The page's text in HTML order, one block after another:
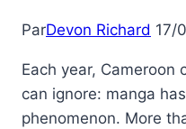
ParDevon Richard 17/
Each year, Cameroon
can ignore: manga
phenomenon. More